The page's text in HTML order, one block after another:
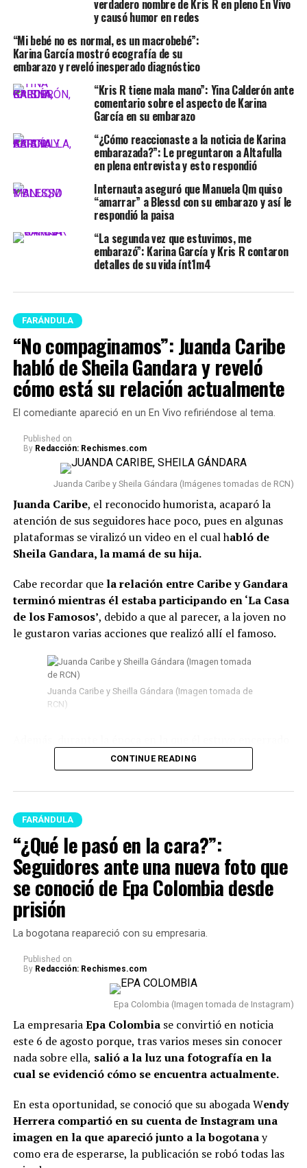
verdadero nombre de Kris R en pleno En Vivo
y causó humor en redes
“Mi bebé no es normal, es un macrobebé”:
Karina García mostró ecografía de su
embarazo y reveló inesperado diagnóstico
“Kris R tiene mala mano”: Yina Calderón ante
comentario sobre el aspecto de Karina
García en su embarazo
“¿Cómo reaccionaste a la noticia de Karina
embarazada?”: Le preguntaron a Altafulla
en plena entrevista y esto respondió
Internauta aseguró que Manuela Qm quiso
“amarrar” a Blessd con su embarazo y así le
respondió la paisa
“La segunda vez que estuvimos, me
embarazó”: Karina García y Kris R contaron
detalles de su vida ínt1m4
FARÁNDULA
“No compaginamos”: Juanda Caribe
habló de Sheila Gandara y reveló
cómo está su relación actualmente
El comediante apareció en un En Vivo refiriéndose al tema.
Published on
By Redacción: Rechismes.com
Juanda Caribe y Sheila Gándara (Imágenes tomadas de RCN)
Juanda Caribe, el reconocido humorista, acaparó la
atención de sus seguidores hace poco, pues en algunas
plataformas se viralizó un video en el cual habló de
Sheila Gandara, la mamá de su hija.
Cabe recordar que la relación entre Caribe y Gandara
terminó mientras él estaba participando en ‘La Casa
de los Famosos’, debido a que al parecer, a la joven no
le gustaron varias acciones que realizó allí el famoso.
Juanda Caribe y Sheilla Gándara (Imagen tomada de
RCN)
varios rumores de infidelidad
poco, en las últimas semanas del programa Juanda
empezó a tener acercamientos intensos con Mariana
Lee también: “¿Qué le pasó en la cara?”:
Seguidores ante una nueva foto que se conoció de
Epa Colombia desde prisión
En este caso, el comediante fue tema de conversación
recientemente porque, tras varios meses de volver a su
vida real, re veló cómo se encuentra actualmente su
“Van dos meses. Hoy, después
de dos meses, estoy
totalmente tranquilo, estoy
bien. Incluso, para que dejen el
tema ahí también, con la
mamá de la niña estoy bien.
Como se lo dije a ella, tal vez
en algunas vainas no
CONTINUE READING
FARÁNDULA
“¿Qué le pasó en la cara?”:
Seguidores ante una nueva foto que
se conoció de Epa Colombia desde
prisión
La bogotana reapareció con su empresaria.
Published on
By Redacción: Rechismes.com
Epa Colombia (Imagen tomada de Instagram)
La empresariaEpa Colombiase convirtió en noticia
este 6 de agosto porque, tras varios meses sin conocer
nada sobre ella, salió a la luz una fotografía en la
cual se evidenció cómo se encuentra actualmente.
En esta oportunidad, se conoció que su abogada Wendy
Herrera compartió en su cuenta de Instagram una
imagen en la que apareció junto a la bogotanay
como era de esperarse, la publicación se robó todas las